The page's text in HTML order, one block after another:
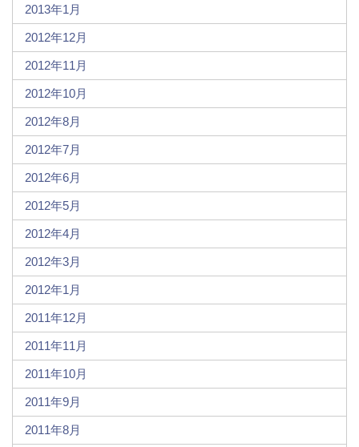
2013年1月
2012年12月
2012年11月
2012年10月
2012年8月
2012年7月
2012年6月
2012年5月
2012年4月
2012年3月
2012年1月
2011年12月
2011年11月
2011年10月
2011年9月
2011年8月